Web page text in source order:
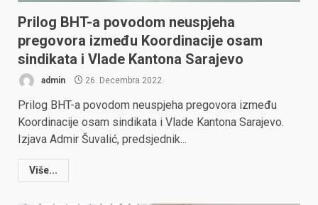
Prilog BHT-a povodom neuspjeha
pregovora između Koordinacije osam
sindikata i Vlade Kantona Sarajevo
admin 26. Decembra 2022.
Prilog BHT-a povodom neuspjeha pregovora između
Koordinacije osam sindikata i Vlade Kantona Sarajevo.
Izjava Admir Šuvalić, predsjednik...
Više...